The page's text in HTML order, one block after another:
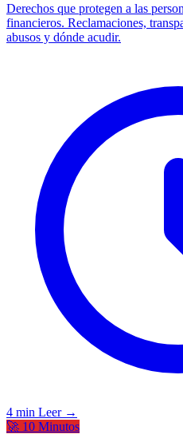
Derechos que protegen a las
financieros. Reclamaciones,
abusos y dónde acudir.
4 min Leer →
🚀 10 Minutos